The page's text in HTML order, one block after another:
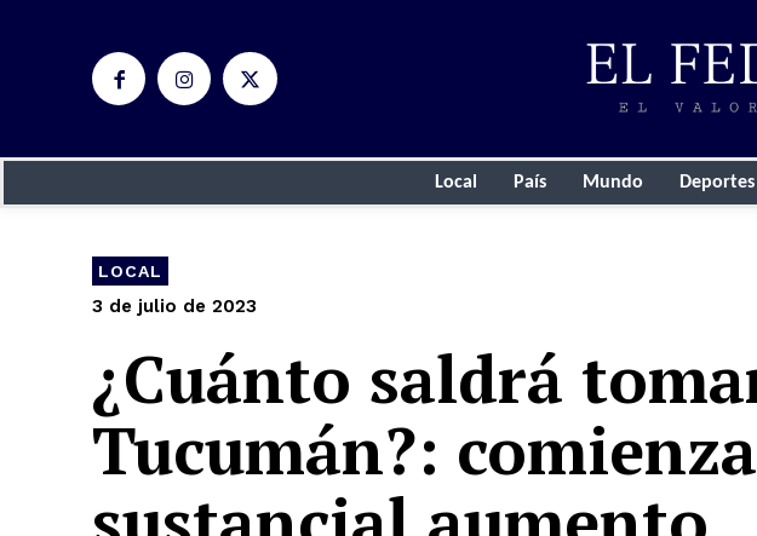
Local País Mundo Deportes
LOCAL
3 de julio de 2023
¿Cuánto saldrá
Tucumán?: